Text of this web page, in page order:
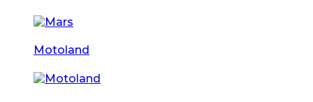
Motoland